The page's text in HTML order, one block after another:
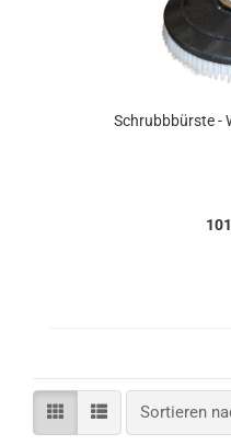
Schrubbbürste -
Sortieren
Sortieren